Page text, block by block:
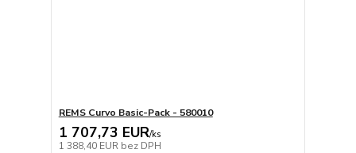
REMS Curvo Basic-Pack - 580010
1 707,73 EUR/ks
1 388,40 EUR bez DPH